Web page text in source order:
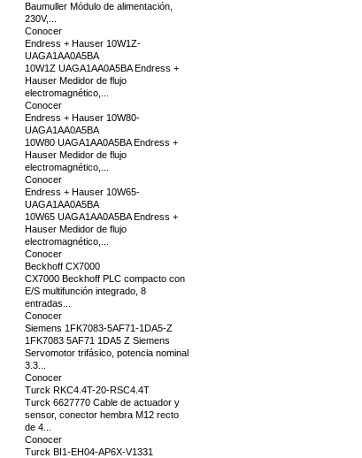
Baumuller Módulo de alimentación,
230V,...
Conocer
Endress + Hauser 10W1Z-
UAGA1AA0A5BA
10W1Z UAGA1AA0A5BA Endress +
Hauser Medidor de flujo
electromagnético,...
Conocer
Endress + Hauser 10W80-
UAGA1AA0A5BA
10W80 UAGA1AA0A5BA Endress +
Hauser Medidor de flujo
electromagnético,...
Conocer
Endress + Hauser 10W65-
UAGA1AA0A5BA
10W65 UAGA1AA0A5BA Endress +
Hauser Medidor de flujo
electromagnético,...
Conocer
Beckhoff CX7000
CX7000 Beckhoff PLC compacto con
E/S multifunción integrado, 8
entradas...
Conocer
Siemens 1FK7083-5AF71-1DA5-Z
1FK7083 5AF71 1DA5 Z Siemens
Servomotor trifásico, potencia nominal
3.3...
Conocer
Turck RKC4.4T-20-RSC4.4T
Turck 6627770 Cable de actuador y
sensor, conector hembra M12 recto
de 4...
Conocer
Turck BI1-EH04-AP6X-V1331